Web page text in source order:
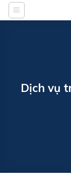
Bỏ
qua
Dịch vụ